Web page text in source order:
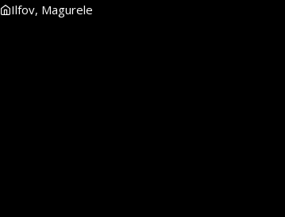
Ilfov, Magurele